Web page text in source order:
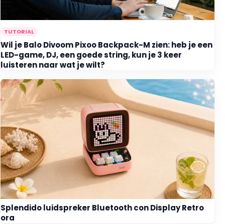
TUTORIAL
Wil je Balo Divoom Pixoo Backpack-M zien: heb je een
LED-game, DJ, een goede string, kun je 3 keer
luisteren naar wat je wilt?
Splendido luidspreker Bluetooth con Display Retro
ora